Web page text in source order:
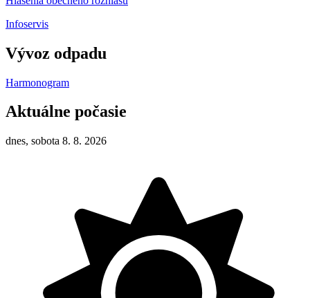
Infoservis
Vývoz odpadu
Harmonogram
Aktuálne počasie
dnes, sobota 8. 8. 2026